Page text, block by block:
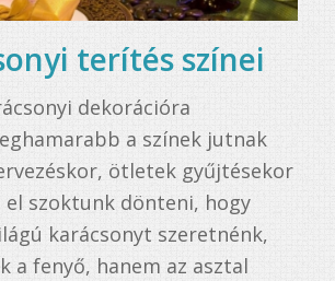
terítés színei
dekorációra
a színek jutnak
ötletek gyűjtésekor
el szoktunk dönteni, hogy
karácsonyt szeretnénk,
a fenyő, hanem az asztal